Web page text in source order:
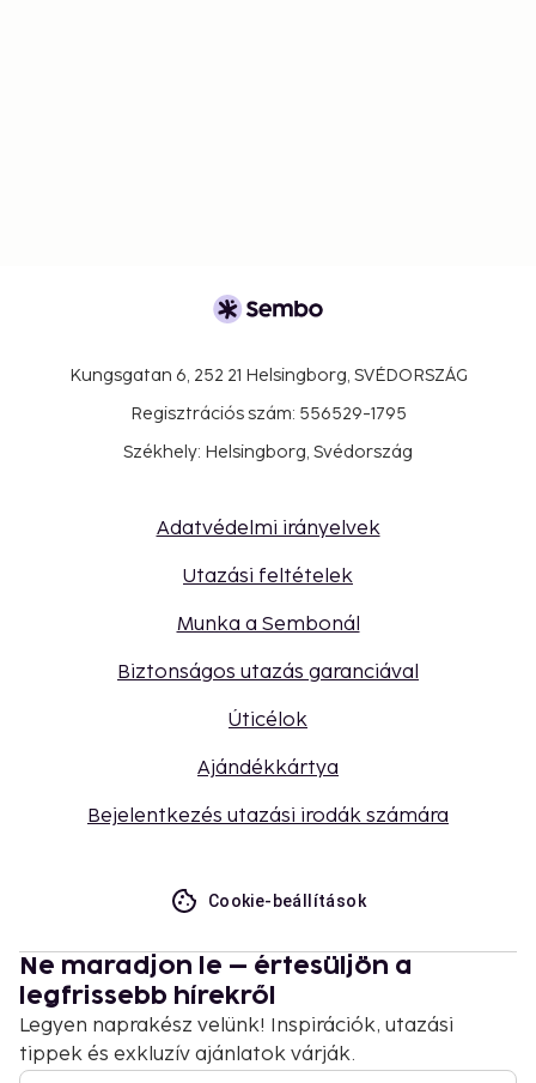
Kungsgatan 6, 252 21 Helsingborg, SVÉDORSZÁG
Regisztrációs szám: 556529-1795
Székhely: Helsingborg, Svédország
Adatvédelmi irányelvek
Utazási feltételek
Munka a Sembonál
Biztonságos utazás garanciával
Úticélok
Ajándékkártya
Bejelentkezés utazási irodák számára
Cookie-beállítások
Ne maradjon le – értesüljön a
legfrissebb hírekről
Legyen naprakész velünk! Inspirációk, utazási
tippek és exkluzív ajánlatok várják.